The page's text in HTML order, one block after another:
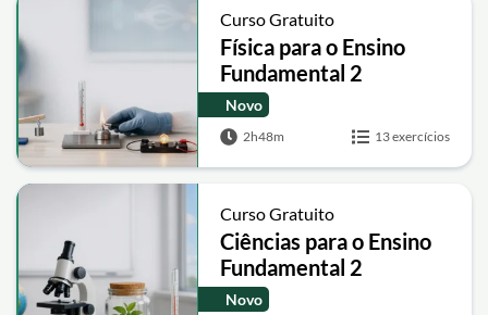
Curso Gratuito
Física para o Ensino
Fundamental 2
Novo
2h48m 13 exercícios
Curso Gratuito
Ciências para o Ensino
Fundamental 2
Novo